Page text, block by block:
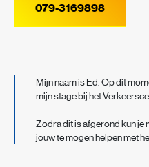
079-3169898
Mijn naam is Ed. Op dit
mijn stage bij het
Zodra dit is afgerond kun je
jouw te mogen helpen met